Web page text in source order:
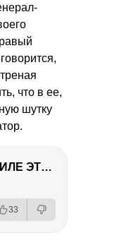
что в ее,
шутку
ТЫ УДИВИШЬСЯ СИЛЕ ЭТО ЧЕЛОВЕКА! Блог о нашей поездке в Вышний Волочек
33